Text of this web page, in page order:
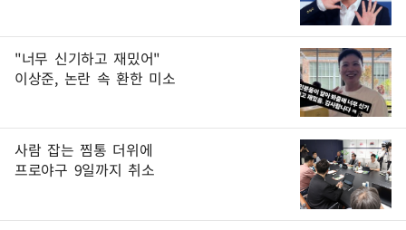
"너무 신기하고 재밌어"
이상준, 논란 속 환한 미소
사람 잡는 찜통 더위에
프로야구 9일까지 취소